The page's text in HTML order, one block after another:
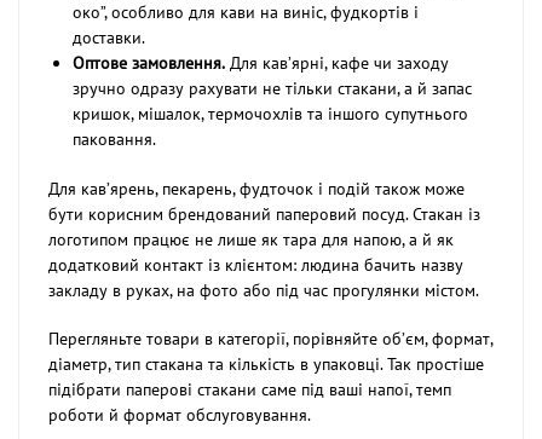
око”, особливо для кави на виніс, фудкортів і
доставки.
Оптове замовлення. Для кав’ярні, кафе чи заходу
зручно одразу рахувати не тільки стакани, а й запас
кришок, мішалок, термочохлів та іншого супутнього
паковання.
Для кав’ярень, пекарень, фудточок і подій також може
бути корисним брендований паперовий посуд. Стакан із
логотипом працює не лише як тара для напою, а й як
додатковий контакт із клієнтом: людина бачить назву
закладу в руках, на фото або під час прогулянки містом.
Перегляньте товари в категорії, порівняйте об’єм, формат,
діаметр, тип стакана та кількість в упаковці. Так простіше
підібрати паперові стакани саме під ваші напої, темп
роботи й формат обслуговування.